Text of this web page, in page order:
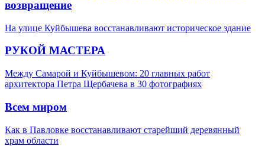
возвращение
На улице Куйбышева восстанавливают историческое здание
РУКОЙ МАСТЕРА
Между Самарой и Куйбышевом: 20 главных работ
архитектора Петра Щербачева в 30 фотографиях
Всем миром
Как в Павловке восстанавливают старейший деревянный
храм области